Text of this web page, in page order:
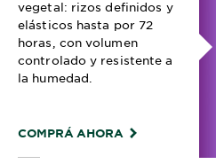
vegetal: rizos definidos y
elásticos hasta por 72
horas, con volumen
controlado y resistente a
la humedad.
COMPRÁ AHORA